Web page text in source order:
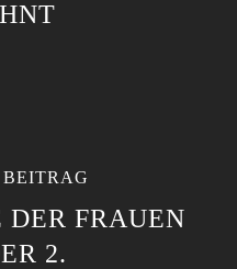
DER FRAUEN
2.